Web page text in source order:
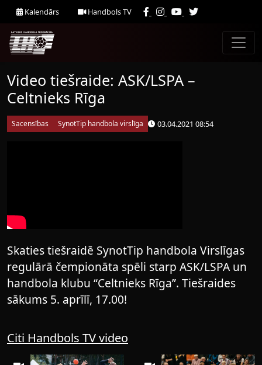
Kalendārs Handbols TV
Video tiešraide: ASK/LSPA –
Celtnieks Rīga
Sacensības SynotTip handbola virslīga 03.04.2021 08:54
Skaties tiešraidē SynotTip handbola Virslīgas
regulārā čempionāta spēli starp ASK/LSPA un
handbola klubu “Celtnieks Rīga”. Tiešraides
sākums 5. aprīlī, 17.00!
Citi Handbols TV video